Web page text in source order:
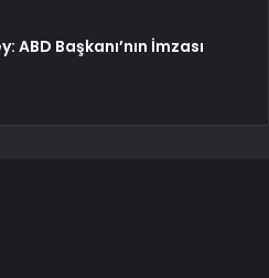
ABD Başkanı’nın İmzası